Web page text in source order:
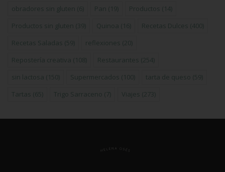
obradores sin gluten (6) Pan (19) Productos (14)
Productos sin gluten (39) Quinoa (16) Recetas Dulces (400)
Recetas Saladas (59) reflexiones (20)
Repostería creativa (108) Restaurantes (254)
sin lactosa (150) Supermercados (100) tarta de queso (59)
Tartas (65) Trigo Sarraceno (7) Viajes (273)